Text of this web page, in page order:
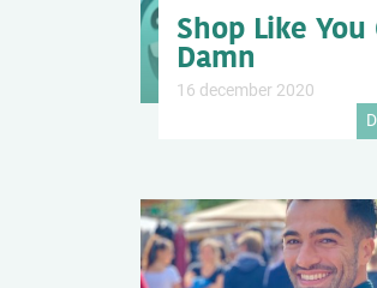
Shop Like
Damn
16 december 2020